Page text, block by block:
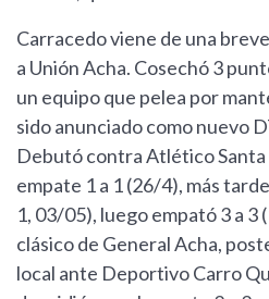
Carracedo viene de una
a Unión Acha. Cosechó 3
un equipo que pelea por
sido anunciado como nuevo
Debutó contra Atlético Santa
empate 1 a 1 (26/4), más
1, 03/05), luego empató 3 a 3
clásico de General Acha,
local ante Deportivo Carro